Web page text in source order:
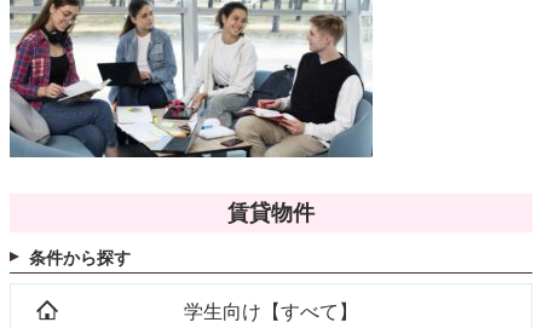
賃貸物件
条件から探す
学生向け【すべて】